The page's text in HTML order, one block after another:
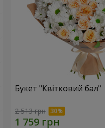
Букет "Квітковий бал"
2 513 грн